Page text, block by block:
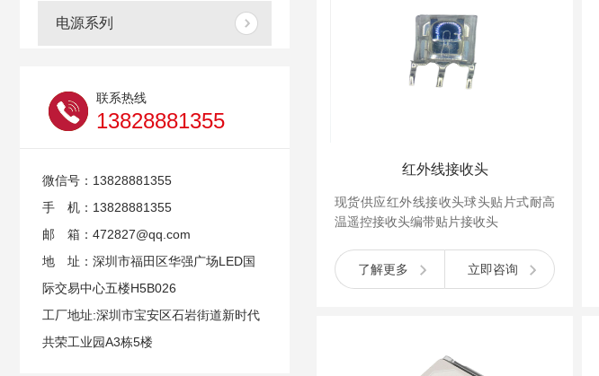
电源系列
联系热线
13828881355
微信号：13828881355
手 机：13828881355
邮 箱：472827@qq.com
地 址：深圳市福田区华强广场LED国
际交易中心五楼H5B026
工厂地址:深圳市宝安区石岩街道新时代
共荣工业园A3栋5楼
红外线接收头
现货供应红外线接收头球头贴片式耐高
温遥控接收头编带贴片接收头
了解更多 立即咨询